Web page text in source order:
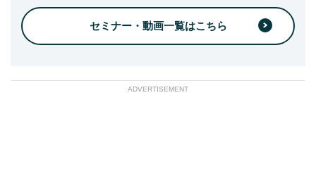
セミナー・動画一覧はこちら
ADVERTISEMENT